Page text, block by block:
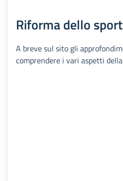
Riforma dello sport
A breve sul sito gli
comprendere i vari aspetti